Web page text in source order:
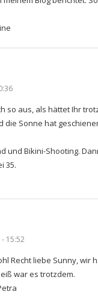
so aus, als hättet Ihr
die Sonne hat
und Bikini-Shooting.
35.
- 15:52
Recht liebe Sunny, wir
war es trotzdem.